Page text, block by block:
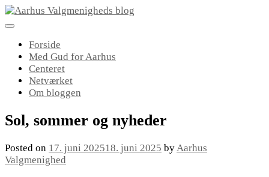
Skip
to
Forside
Med Gud for Aarhus
Centeret
Netværket
Om bloggen
Sol, sommer og nyheder
Posted on 17. juni 202518. juni 2025 byAarhus
Valgmenighed